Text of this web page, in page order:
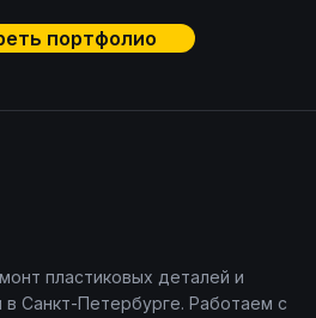
портфолио
пластиковых деталей и
в Санкт-Петербурге. Работаем с